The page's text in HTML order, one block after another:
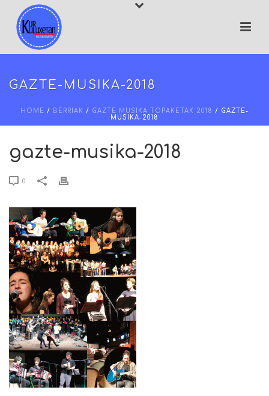
GAZTE-MUSIKA-2018
HOME / BERRIAK / GAZTE MUSIKA TOPAKETAK 2018 / GAZTE-
MUSIKA-2018
gazte-musika-2018
0